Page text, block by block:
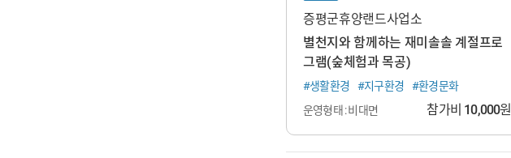
증평군휴양랜드사업소
별천지와 함께하는 재미솔솔 계절프로
그램(숲체험과 목공)
#생활환경 #지구환경
#환경문화
운영형태 : 비대면
참가비 10,000원